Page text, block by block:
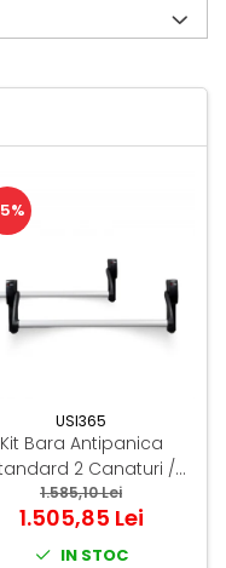
USI365
Kit Bara Antipanica
2 Canaturi /
dubla - (Include: 2x
broasca antipanica -
- maner antifoc)
1.585,10 Lei
1.505,85 Lei
IN STOC